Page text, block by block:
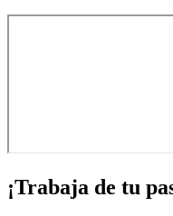
¡Trabaja de tu